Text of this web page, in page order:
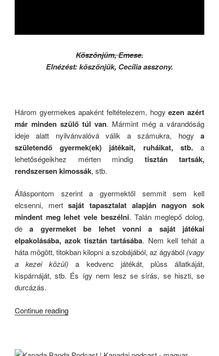
Köszönjüm, Emese.
Elnézést: köszönjük, Cecília asszony.
Három gyermekes apaként feltételezem, hogyezen azért
már minden szülő túl van. Mármint még a várandóság
ideje alatt nyilvánvalóvá válik a számukra, hogy a
születendő gyermek(ek) játékait, ruháikat, stb. a
lehetőségeikhez mérten mindig tisztán tartsák,
rendszersen kimossák, stb.
Álláspontom szerint a gyermektől semmit sem kell
elcsenni, mertsaját tapasztalat alapján nagyon sok
mindent meg lehet vele beszélni. Talán meglepő dolog,
dea gyermeket be lehet vonni a saját játékai
elpakolásába, azok tisztán tartásába. Nem kell tehát a
háta mögött, titokban kilopni a szobájából, az ágyából (vagy
a kezei közül) a kedvenc játékát, plüss állatkáját,
kispárnáját, stb. És így nem lesz se sírás, se hiszti, se
durcázás.
Continue reading“Nyunyológia*”